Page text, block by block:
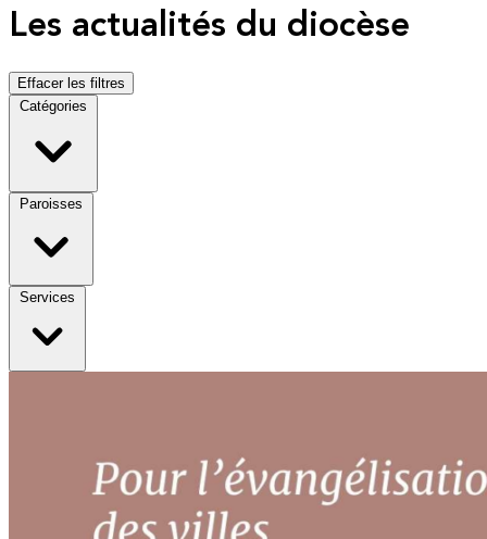
Les actualités du diocèse
Effacer les filtres
Catégories
Paroisses
Services